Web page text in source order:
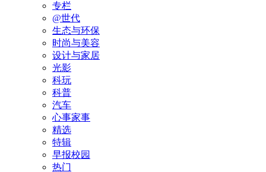
专栏
@世代
生态与环保
时尚与美容
设计与家居
光影
科玩
科普
汽车
心事家事
精选
特辑
早报校园
热门